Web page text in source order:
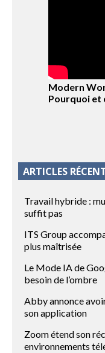
Modern
Pourquoi et
ARTICLES
Travail hybride :
suffit pas
ITS Group
plus maîtrisée
Le Mode IA de
besoin de l’ombre
Abby annonce
son application
Zoom étend son
environnements